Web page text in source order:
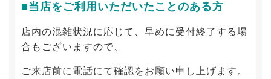
■当店をご利用いただいたことのある方
店内の混雑状況に応じて、早めに受付終了する場
合もございますので、
ご来店前に電話にて確認をお願い申し上げます。